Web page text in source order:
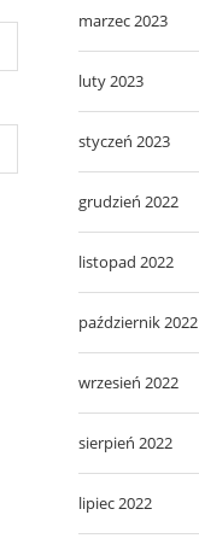
marzec 2023
luty 2023
styczeń 2023
grudzień 2022
listopad 2022
październik 2022
wrzesień 2022
sierpień 2022
lipiec 2022